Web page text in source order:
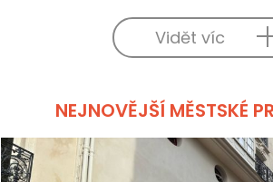
Vidět víc
NEJNOVĚJŠÍ MĚSTSKÉ